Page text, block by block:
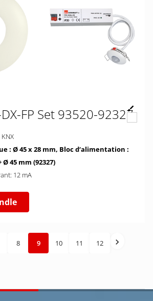
FP Set 93520-92327
KNX
: Ø 45 x 28 mm, Bloc d‘alimentation :
22 mm + Ø 45 mm (92327)
Absorption de courant: 12 mA
8 9 10 11 12